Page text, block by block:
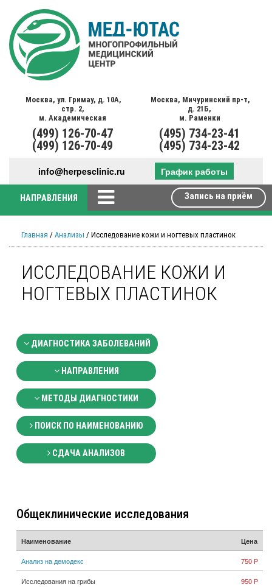
Москва, ул. Гримау, д. 10А,
стр. 2,
м. Академическая
(499) 126-70-47
(499) 126-70-49
Москва, Мичуринский пр-т,
д. 21Б,
м. Раменки
(495) 734-23-41
(495) 734-23-42
info@herpesclinic.ru График работы
НАПРАВЛЕНИЯ Запись на приём
Главная / Анализы / Исследование кожи и ногтевых пластинок
ИССЛЕДОВАНИЕ КОЖИ И
НОГТЕВЫХ ПЛАСТИНОК
ДИАГНОСТИКА ЗАБОЛЕВАНИЙ
НАПРАВЛЕНИЯ
МЕТОДЫ ДИАГНОСТИКИ
ПОИСК ПО НАИМЕНОВАНИЮ
СДАЧА АНАЛИЗОВ
Общеклинические исследования
Наименование Цена
Анализ на демодекс 750 Р
Исследования на грибы 950 Р